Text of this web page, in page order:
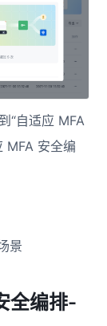
“自适应 MFA
MFA 安全编
景
全编排-